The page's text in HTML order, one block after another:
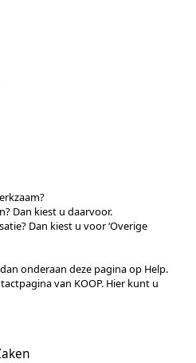
Dan kiest u daarvoor.
Dan kiest u voor ‘Overige
onderaan deze pagina op Help.
van KOOP. Hier kunt u